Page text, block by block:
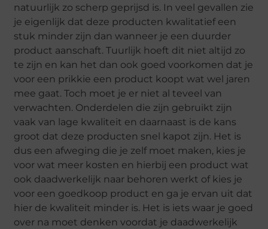
natuurlijk zo scherp geprijsd is. In veel gevallen zie
je eigenlijk dat deze producten kwalitatief een
stuk minder zijn dan wanneer je een duurder
product aanschaft. Tuurlijk hoeft dit niet altijd zo
te zijn en kan het dan ook goed voorkomen dat je
voor een prikkie een product koopt wat wel jaren
mee gaat. Toch moet je er niet al teveel van
verwachten. Onderdelen die zijn gebruikt zijn
vaak van lage kwaliteit en daarnaast is de kans
groot dat deze producten snel kapot zijn. Het is
dus een afweging die je zelf moet maken, kies je
voor wat meer kosten en hierbij een product wat
ook daadwerkelijk naar behoren werkt of kies je
voor een goedkoop product en ga je ervan uit dat
hier de kwaliteit minder is. Het is iets waar je goed
over na moet denken voordat je daadwerkelijk